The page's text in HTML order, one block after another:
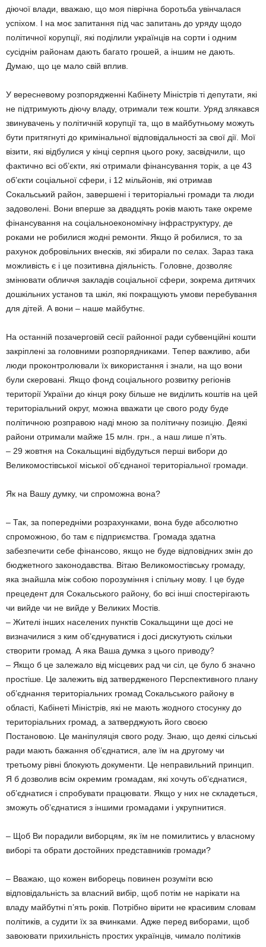
діючої влади, вважаю, що моя піврічна боротьба увінчалася
успіхом. І на моє запитання під час запитань до уряду щодо
політичної корупції, які поділили українців на сорти і одним
сусіднім районам дають багато грошей, а іншим не дають.
Думаю, що це мало свій вплив.
У вересневому розпорядженні Кабінету Міністрів ті депутати, які
не підтримують діючу владу, отримали теж кошти. Уряд злякався
звинувачень у політичній корупції та, що в майбутньому можуть
бути притягнуті до кримінальної відповідальності за свої дії. Мої
візити, які відбулися у кінці серпня цього року, засвідчили, що
фактично всі об’єкти, які отримали фінансування торік, а це 43
об’єкти соціальної сфери, і 12 мільйонів, які отримав
Сокальський район, завершені і територіальні громади та люди
задоволені. Вони вперше за двадцять років мають таке окреме
фінансування на соціальноекономічну інфраструктуру, де
роками не робилися жодні ремонти. Якщо й робилися, то за
рахунок добровільних внесків, які збирали по селах. Зараз така
можливість є і це позитивна діяльність. Головне, дозволяє
змінювати обличчя закладів соціальної сфери, зокрема дитячих
дошкільних установ та шкіл, які покращують умови перебування
для дітей. А вони – наше майбутнє.
На останній позачерговій сесії районної ради субвенційні кошти
закріплені за головними розпорядниками. Тепер важливо, аби
люди проконтролювали їх використання і знали, на що вони
були скеровані. Якщо фонд соціального розвитку регіонів
території України до кінця року більше не виділить коштів на цей
територіальний округ, можна вважати це свого роду буде
політичною розправою наді мною за політичну позицію. Деякі
райони отримали майже 15 млн. грн., а наш лише п’ять.
– 29 жовтня на Сокальщині відбудуться перші вибори до
Великомостівської міської об’єднаної територіальної громади.
Як на Вашу думку, чи спроможна вона?
– Так, за попередніми розрахунками, вона буде абсолютно
спроможною, бо там є підприємства. Громада здатна
забезпечити себе фінансово, якщо не буде відповідних змін до
бюджетного законодавства. Вітаю Великомостівську громаду,
яка знайшла між собою порозуміння і спільну мову. І це буде
прецедент для Сокальського району, бо всі інші спостерігають
чи вийде чи не вийде у Великих Мостів.
– Жителі інших населених пунктів Сокальщини ще досі не
визначилися з ким об’єднуватися і досі дискутують скільки
створити громад. А яка Ваша думка з цього приводу?
– Якщо б це залежало від місцевих рад чи сіл, це було б значно
простіше. Це залежить від затвердженого Перспективного плану
об’єднання територіальних громад Сокальського району в
області, Кабінеті Міністрів, які не мають жодного стосунку до
територіальних громад, а затверджують його своєю
Постановою. Це маніпуляція свого роду. Знаю, що деякі сільські
ради мають бажання об’єднатися, але їм на другому чи
третьому рівні блокують документи. Це неправильний принцип.
Я б дозволив всім окремим громадам, які хочуть об’єднатися,
об’єднатися і спробувати працювати. Якщо у них не складеться,
зможуть об’єднатися з іншими громадами і укрупнитися.
– Щоб Ви порадили виборцям, як їм не помилитись у власному
виборі та обрати достойних представників громади?
– Вважаю, що кожен виборець повинен розуміти всю
відповідальність за власний вибір, щоб потім не нарікати на
владу майбутні п’ять років. Потрібно вірити не красивим словам
політиків, а судити їх за вчинками. Адже перед виборами, щоб
завоювати прихильність простих українців, чимало політиків